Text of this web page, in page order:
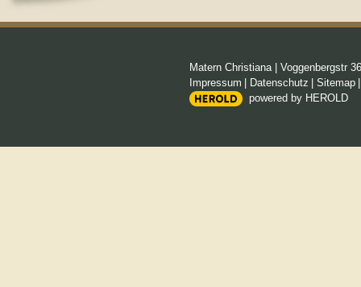
Matern Christiana| Voggenbergstr 36
Impressum
Datenschutz Sitemap
powered by HEROLD